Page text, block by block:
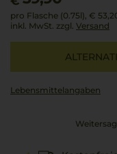
pro Flasche (0.75l), €
inkl. MwSt. zzgl. Versand
Lebensmittel­angaben